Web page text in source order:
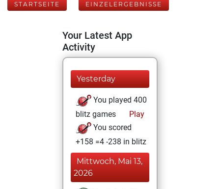
STARTSEITE EINZELERGEBNISSE
Your Latest App
Activity
Yesterday
You played 400
blitz games
Play
You scored
+158 =4 -238 in blitz
Mittwoch, Mai 13,
2026